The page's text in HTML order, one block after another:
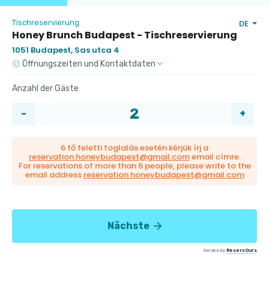
Tischreservierung DE
Honey Brunch Budapest - Tischreservierung
1051 Budapest, Sas utca 4
Öffnungszeiten und Kontaktdaten
Anzahl der Gäste
6 fő feletti foglalás esetén kérjük írj a
reservation.honeybudapest@gmail.comemail címre.
For reservations of more than 6 people, please write to the
email address reservation.honeybudapest@gmail.com
Nächste
Service by ReservOurs